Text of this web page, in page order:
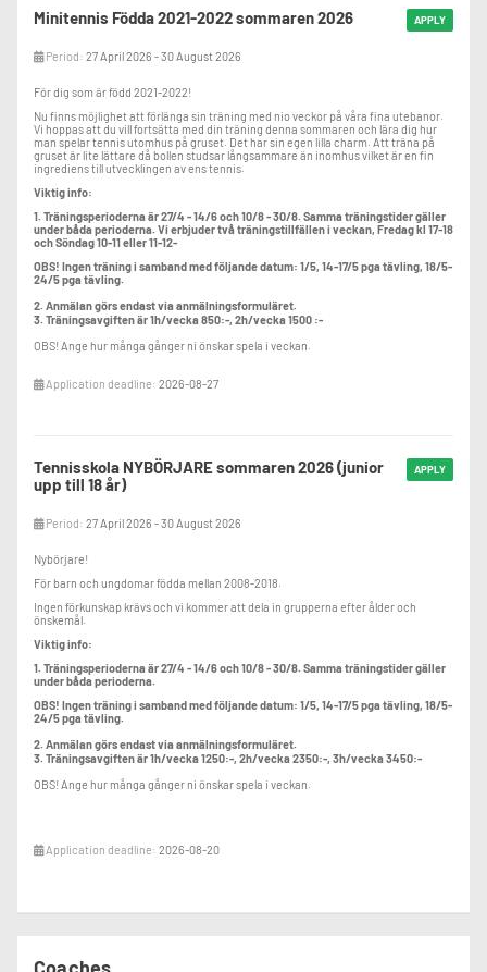
Tränare:Jon Sigurdsson & Ted Tingvar. Timanställda assisterar huvudtränarna
APPLY
Minitennis Födda 2021-2022 sommaren 2026
Period: 27 April 2026 - 30 August 2026
För dig som är född 2021-2022!
Nu finns möjlighet att förlänga sin träning med nioveckor på våra fina utebanor.
Vi hoppas att du vill fortsätta med din träning denna sommaren och lära dig hur
man spelar tennis utomhus på gruset. Det har sin egen lilla charm. Att träna på
gruset är lite lättare då bollen studsar långsammare än inomhus vilket är en fin
ingrediens till utvecklingen av ens tennis.
Viktig info:
1. Träningsperioderna är 27/4 - 14/6 och 10/8 - 30/8. Samma träningstider gäller
under båda perioderna. Vi erbjuder två träningstillfällen i veckan, Fredag kl 17-18
och Söndag 10-11 eller 11-12-
OBS! Ingen träning i samband med följande datum: 1/5, 14-17/5 pga tävling, 18/5-
24/5 pga tävling.
2. Anmälan görs endast via anmälningsformuläret.
3. Träningsavgiften är 1h/vecka 850:-, 2h/vecka 1500 :-
OBS! Ange hur många gånger ni önskar spela i veckan.
Application deadline: 2026-08-27
APPLY
Tennisskola NYBÖRJARE sommaren 2026 (junior
upp till 18 år)
Period: 27 April 2026 - 30 August 2026
Nybörjare!
För barn och ungdomar födda mellan 2008-2018.
Ingen förkunskap krävs och vi kommer att dela in grupperna efter ålder och
önskemål.
Viktig info:
1. Träningsperioderna är 27/4 - 14/6 och 10/8 - 30/8. Samma träningstider gäller
under båda perioderna.
OBS! Ingen träning i samband med följande datum: 1/5, 14-17/5 pga tävling, 18/5-
24/5 pga tävling.
2. Anmälan görs endast via anmälningsformuläret.
3. Träningsavgiften är 1h/vecka 1250:-, 2h/vecka 2350:-, 3h/vecka 3450:-
OBS! Ange hur många gånger ni önskar spela i veckan.
Application deadline: 2026-08-20